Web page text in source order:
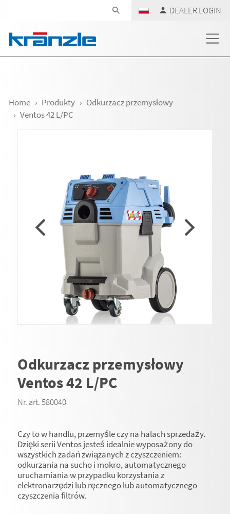
DEALER LOGIN
Home Produkty
Odkurzacz przemysłowy
Ventos 42 L/PC
Odkurzacz przemysłowy
Ventos 42 L/PC
Nr. art. 580040
Czy to w handlu, przemyśle czy na halach sprzedaży.
Dzięki serii Ventos jesteś idealnie wyposażony do
wszystkich zadań związanych z czyszczeniem:
odkurzania na sucho i mokro, automatycznego
uruchamiania w przypadku korzystania z
elektronarzędzi lub ręcznego lub automatycznego
czyszczenia filtrów.